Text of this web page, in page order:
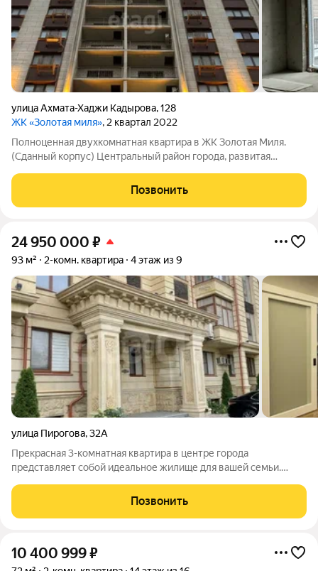
улица Ахмата-Хаджи Кадырова,128
ЖК «Золотая миля», 2 квартал 2022
Полноценная двухкомнатная квартира в ЖК Золотая Миля.
(Сданный корпус) Центральный район города, развитая
супермаркеты, магазины, аптеки, кафе и рестораны, больницы,
сквер Котрова, ул. Ленина
Позвонить
24 950 000 ₽
93 м² 2-комн. квартира 4 этаж из 9
улица Пирогова,32А
Прекрасная 3-комнатная квартира в центре города
представляет собой идеальное жилище для вашей семьи.
стильным дизайнерским ремонтом и элегантной мебелью,
создавая атмосферу комфорта и уюта. Это
Позвонить
10 400 999₽